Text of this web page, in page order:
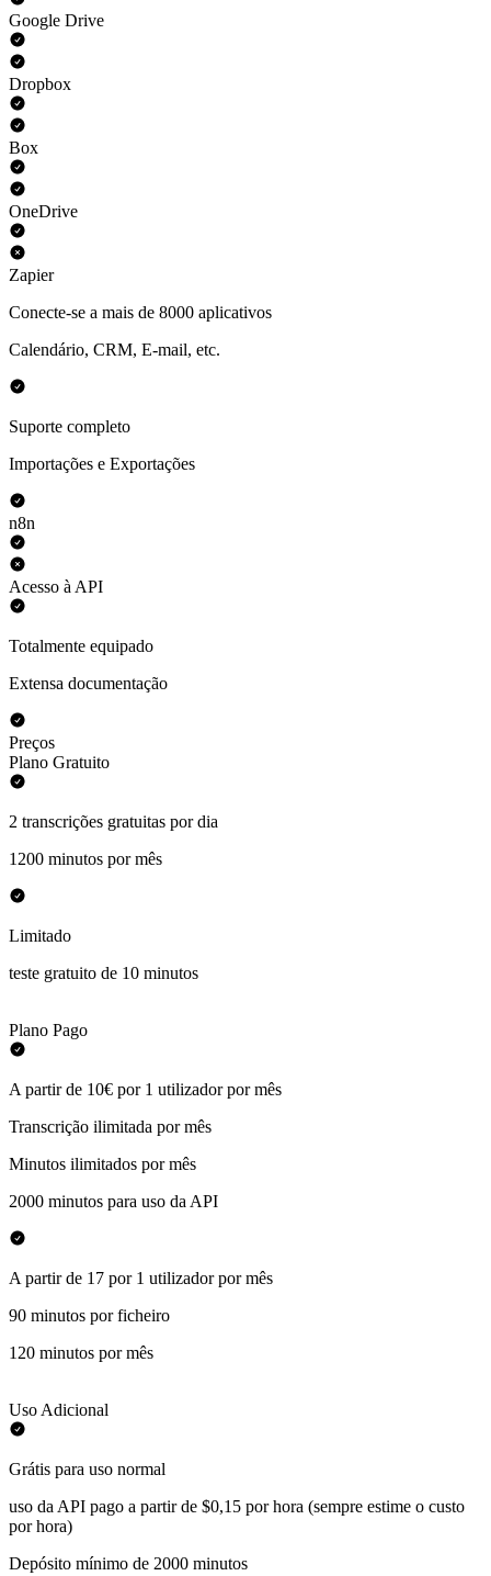
Google Drive
Dropbox
Box
OneDrive
Zapier
Conecte-se a mais de 8000 aplicativos
Calendário, CRM, E-mail, etc.
Suporte completo
Importações e Exportações
n8n
Acesso à API
Totalmente equipado
Extensa documentação
Preços
Plano Gratuito
2 transcrições gratuitas por dia
1200 minutos por mês
Limitado
teste gratuito de 10 minutos
Plano Pago
A partir de 10€ por 1 utilizador por mês
Transcrição ilimitada por mês
Minutos ilimitados por mês
2000 minutos para uso da API
A partir de 17 por 1 utilizador por mês
90 minutos por ficheiro
120 minutos por mês
Uso Adicional
Grátis para uso normal
uso da API pago a partir de $0,15 por hora (sempre estime o custo
por hora)
Depósito mínimo de 2000 minutos